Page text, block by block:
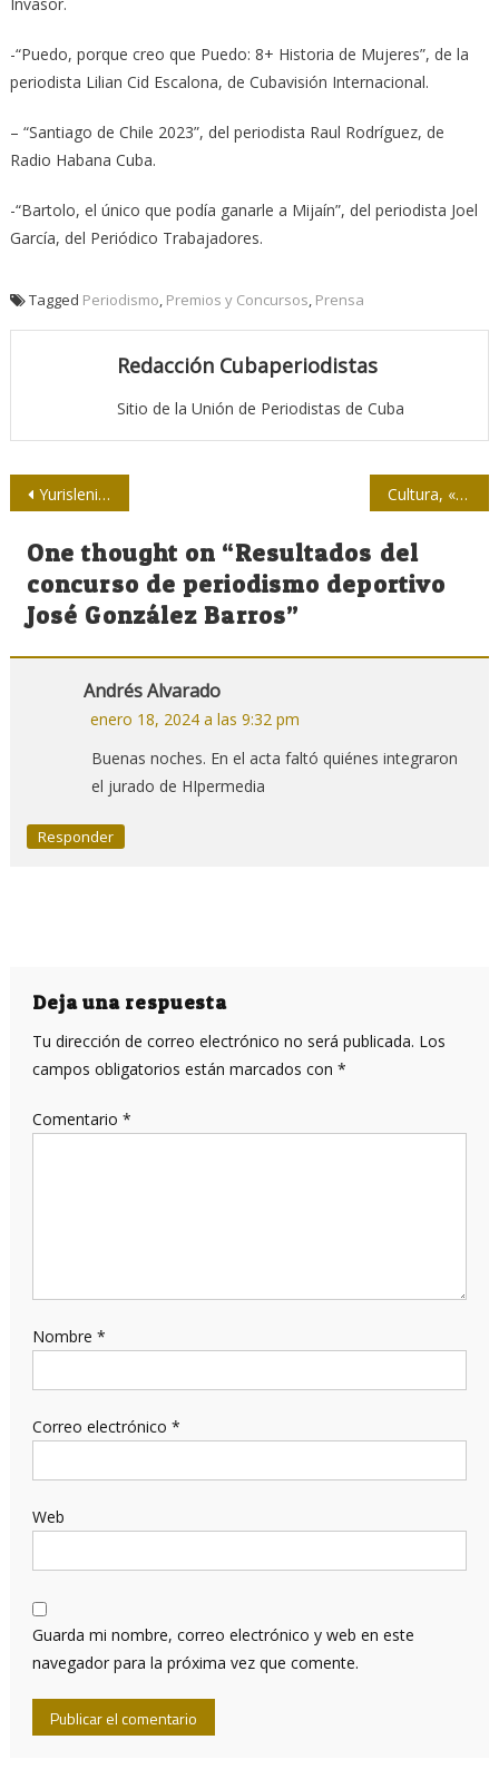
-“Puedo, porque creo que Puedo: 8+ Historia de Mujeres”, de la
periodista Lilian Cid Escalona, de Cubavisión Internacional.
– “Santiago de Chile 2023”, del periodista Raul Rodríguez, de
Radio Habana Cuba.
-“Bartolo, el único que podía ganarle a Mijaín”, del periodista Joel
García, del Periódico Trabajadores.
Tagged Periodismo, Premios y Concursos, Prensa
Redacción Cubaperiodistas
Sitio de la Unión de Periodistas de Cuba
Navegación
de
entradas
Yurislenia en el cielo con girasoles Cultura, «negrito» y la piel por Cuba
One thought on “Resultados del
concurso de periodismo deportivo
José González Barros”
Andrés Alvarado
enero 18, 2024 a las 9:32 pm
Buenas noches. En el acta faltó quiénes integraron
el jurado de HIpermedia
Responder
Deja una respuesta
Tu dirección de correo electrónico no será publicada. Los
campos obligatorios están marcados con *
Comentario *
Nombre *
Correo electrónico *
Web
Guarda mi nombre, correo electrónico y web en este
navegador para la próxima vez que comente.